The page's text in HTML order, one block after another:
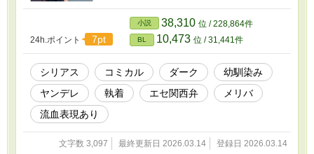
24h.ポイント 7pt
小説 38,310 位 / 228,864件
BL 10,473 位 / 31,441件
シリアス コミカル ダーク
幼馴染み
ヤンデレ
執着 エセ関西弁
メリバ
流血表現あり
文字数 3,097 最終更新日 2026.03.14 登録日 2026.03.14